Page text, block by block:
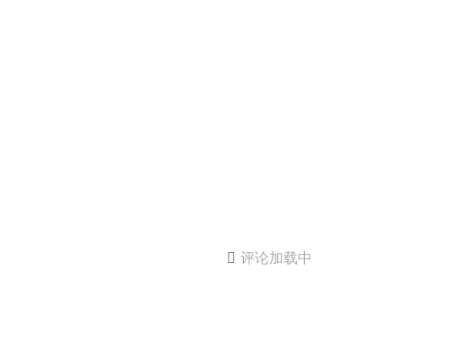
 评论加载中